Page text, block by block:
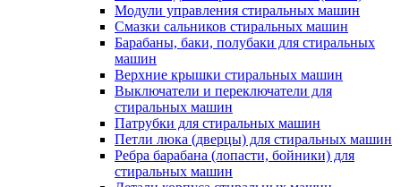
Модули управления стиральных машин
Смазки сальников стиральных машин
Барабаны, баки, полубаки для стиральных
машин
Верхние крышки стиральных машин
Выключатели и переключатели для
стиральных машин
Патрубки для стиральных машин
Петли люка (дверцы) для стиральных машин
Ребра барабана (лопасти, бойники) для
стиральных машин